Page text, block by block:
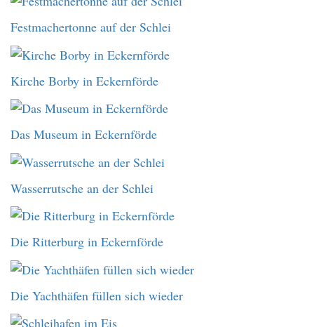
Festmachertonne auf der Schlei
Kirche Borby in Eckernförde
Das Museum in Eckernförde
Wasserrutsche an der Schlei
Die Ritterburg in Eckernförde
Die Yachthäfen füllen sich wieder